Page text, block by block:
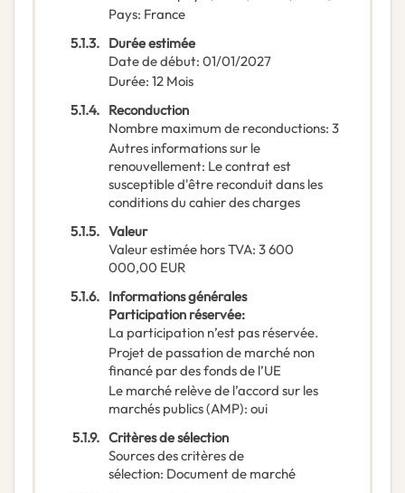
Pays: France
5.1.3. Durée estimée
Date de début: 01/01/2027
Durée: 12 Mois
5.1.4. Reconduction
Nombre maximum de reconductions: 3
Autres informations sur le
renouvellement: Le contrat est
susceptible d'être reconduit dans les
conditions du cahier des charges
5.1.5. Valeur
Valeur estimée hors TVA: 3 600
000,00 EUR
5.1.6. Informations générales
Participation réservée:
La participation n’est pas réservée.
Projet de passation de marché non
financé par des fonds de l’UE
Le marché relève de l’accord sur les
marchés publics (AMP): oui
5.1.9. Critères de sélection
Sources des critères de
sélection: Document de marché